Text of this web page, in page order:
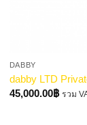
DABBY
dabby LTD
45,000.00฿ รวม